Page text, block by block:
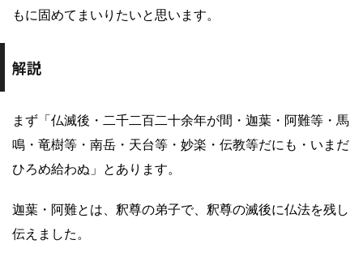
もに固めてまいりたいと思います。
解説
まず「仏滅後・二千二百二十余年が間・迦葉・阿難等・馬
鳴・竜樹等・南岳・天台等・妙楽・伝教等だにも・いまだ
ひろめ給わぬ」とあります。
迦葉・阿難とは、釈尊の弟子で、釈尊の滅後に仏法を残し
伝えました。